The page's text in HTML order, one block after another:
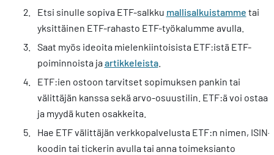
Etsi sinulle sopiva ETF-salkku mallisalkuistamme tai
yksittäinen ETF-rahasto ETF-työkalumme avulla.
Saat myös ideoita mielenkiintoisista ETF:istä ETF-
poiminnoista ja artikkeleista.
ETF:ien ostoon tarvitset sopimuksen pankin tai
välittäjän kanssa sekä arvo-osuustilin. ETF:ä voi ostaa
ja myydä kuten osakkeita.
Hae ETF välittäjän verkkopalvelusta ETF:n nimen, ISIN-
koodin tai tickerin avulla tai anna toimeksianto